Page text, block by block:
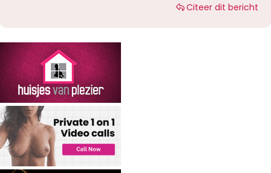
Citeer dit bericht